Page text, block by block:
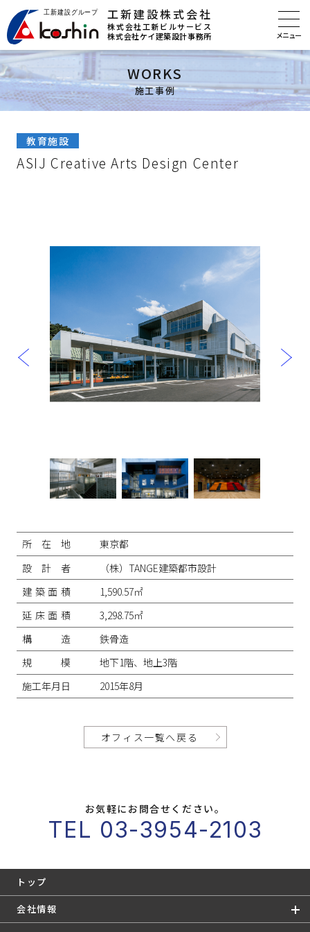
工新建設株式会社
株式会社工新ビルサービス
株式会社ケイ建築設計事務所
WORKS
施工事例
教育施設
ASIJ Creative Arts Design Center
稿
ビ
ゲ
ー
ン
所在地
東京都
設計者
（株）TANGE建築都市設計
建築面積
1,590.57㎡
延床面積
3,298.75㎡
構造
鉄骨造
規模
地下1階、地上3階
施工年月日
2015年8月
オフィス一覧へ戻る
お気軽にお問合せください。
TEL 03-3954-2103
トップ
会社情報